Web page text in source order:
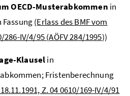
OECD-Musterabkommen in
(Erlass desBMFvom
286-IV/4/95 (AÖFV284/1995))
Klauselin
Fristenberechnung
Z. 04 0610/169-IV/4/91